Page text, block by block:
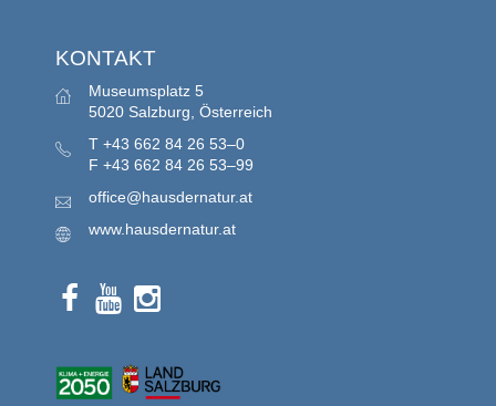
KONTAKT
Museumsplatz 5
5020 Salzburg, Österreich
T +43 662 84 26 53–0
F +43 662 84 26 53–99
office@hausdernatur.at
www.hausdernatur.at